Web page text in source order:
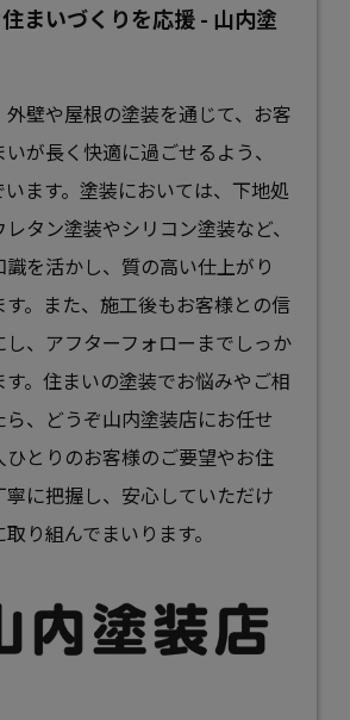
まいづくりを応援 - 山内塗
外壁や屋根の塗装を通じて、お客
が長く快適に過ごせるよう、
ます。塗装においては、下地処
タン塗装やシリコン塗装など、
を活かし、質の高い仕上がり
す。また、施工後もお客様との信
、アフターフォローまでしっか
す。住まいの塗装でお悩みやご相
、どうぞ山内塗装店にお任せ
ひとりのお客様のご要望やお住
寧に把握し、安心していただけ
り組んでまいります。